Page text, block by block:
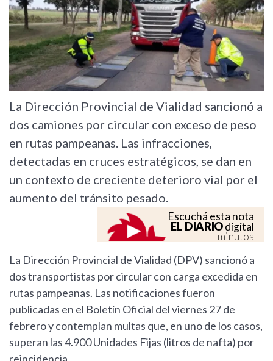
La Dirección Provincial de Vialidad sancionó a
dos camiones por circular con exceso de peso
en rutas pampeanas. Las infracciones,
detectadas en cruces estratégicos, se dan en
un contexto de creciente deterioro vial por el
aumento del tránsito pesado.
Escuchá esta nota
EL DIARIOdigital
minutos
La Dirección Provincial de Vialidad (DPV) sancionó a
dos transportistas por circular con carga excedida en
rutas pampeanas. Las notificaciones fueron
publicadas en el Boletín Oficial del viernes 27 de
febrero y contemplan multas que, en uno de los casos,
superan las 4.900 Unidades Fijas (litros de nafta) por